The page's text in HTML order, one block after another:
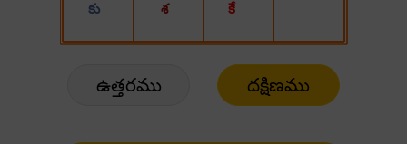
ఉత్తరము దక్షిణము